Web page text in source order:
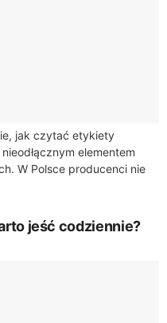
jak czytać etykiety
elementem
W Polsce producenci nie
jeść codziennie?